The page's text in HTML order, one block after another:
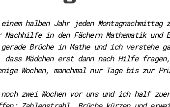
halben Jahr jeden Montagnachmittag
Nachhilfe in den Fächern Mathematik
gerade Brüche in Mathe und ich verstehe
Mädchen erst dann nach Hilfe
Wochen, manchmal nur Tage bis zur
zwei Wochen vor uns und ich half